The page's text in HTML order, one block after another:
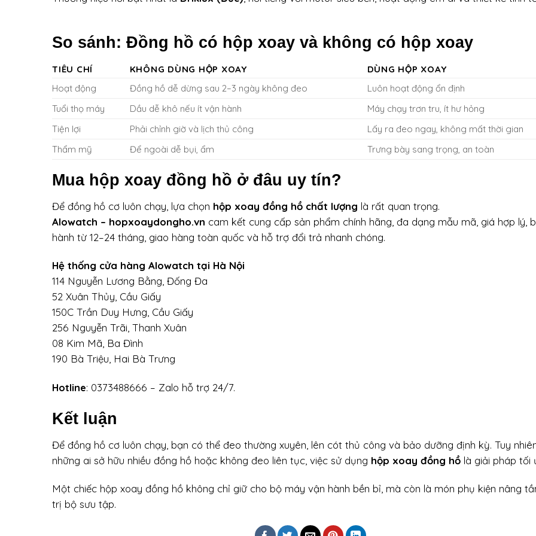
So sánh: Đồng hồ có hộp xoay và không có hộp xoay
TIÊU CHÍ KHÔNG DÙNG HỘP XOAY
DÙNG HỘP XOAY
Hoạt động
Đồng hồ dễ dừng sau 2–3 ngày không đeo
Luôn hoạt động ổn định
Tuổi thọ máy
Dầu dễ khô nếu ít vận hành
Máy chạy trơn tru, ít hư hỏng
Tiện lợi
Phải chỉnh giờ và lịch thủ công
Lấy ra đeo ngay, không mất thời gian
Thẩm mỹ
Để ngoài dễ bụi, ẩm Trưng bày sang trọng, an toàn
Mua hộp xoay đồng hồ ở đâu uy tín?
Để đồng hồ cơ luôn chạy, lựa chọn hộp xoay đồng hồ chất lượng là rất quan trọng.
Alowatch – hopxoaydongho.vn cam kết cung cấp sản phẩm chính hãng, đa dạng mẫu mã, giá hợp lý,
hành từ 12–24 tháng, giao hàng toàn quốc và hỗ trợ đổi trả nhanh chóng.
Hệ thống cửa hàng Alowatch tại Hà Nội
114 Nguyễn Lương Bằng, Đống Đa
52 Xuân Thủy, Cầu Giấy
150C Trần Duy Hưng, Cầu Giấy
256 Nguyễn Trãi, Thanh Xuân
08 Kim Mã, Ba Đình
190 Bà Triệu, Hai Bà Trưng
Hotline: 0373488666 – Zalo hỗ trợ 24/7.
Kết luận
Để đồng hồ cơ luôn chạy, bạn có thể đeo thường xuyên, lên cót thủ công và bảo dưỡng định kỳ. Tuy
những ai sở hữu nhiều đồng hồ hoặc không đeo liên tục, việc sử dụng hộp xoay đồng hồ là giải pháp tối
Một chiếc hộp xoay đồng hồ không chỉ giữ cho bộ máy vận hành bền bỉ, mà còn là món phụ kiện nâng
trị bộ sưu tập.